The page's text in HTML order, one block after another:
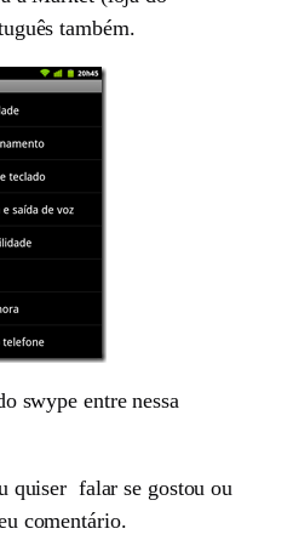
também.
swype entre nessa
quiser falar se gostou ou
comentário.